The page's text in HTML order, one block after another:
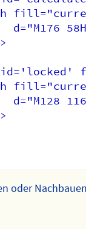
d="M176
d="M128
oder